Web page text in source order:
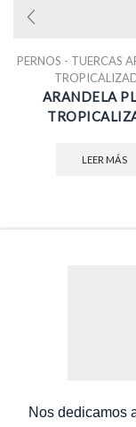
PERNOS - TUERCAS
ARANDELA
LEER MÁS
Nos dedicamos